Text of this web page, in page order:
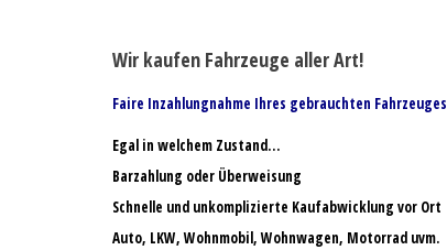
Wir kaufen Fahrzeuge aller Art!
Faire Inzahlungnahme Ihres gebrauchten Fahrzeuges
Egal in welchem Zustand…
Barzahlung oder Überweisung
Schnelle und unkomplizierte Kaufabwicklung vor Ort
Auto, LKW, Wohnmobil, Wohnwagen, Motorrad uvm.